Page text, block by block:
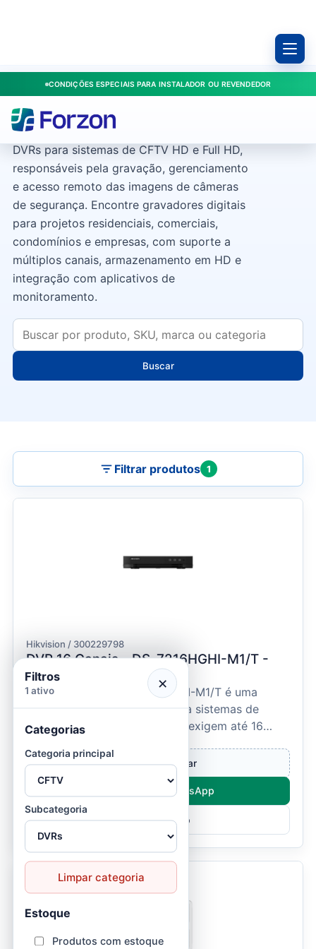
CONDIÇÕES ESPECIAIS PARA INSTALADOR OU REVENDEDOR
DVRs
DVRs para sistemas de CFTV HD e Full HD,
responsáveis pela gravação, gerenciamento
e acesso remoto das imagens de câmeras
de segurança. Encontre gravadores digitais
para projetos residenciais, comerciais,
condomínios e empresas, com suporte a
múltiplos canais, armazenamento em HD e
integração com aplicativos de
monitoramento.
Buscar
Filtrar produtos 1
Filtros
1 ativo ×
Categorias
Categoria principal
Subcategoria
Limpar categoria
Estoque
Produtos com estoque
Hikvision / 300229798
DVR 16 Canais - DS-7216HGHI-M1/T -
Hikvision
O DVR Hikvision DS-7216HGHI-M1/T é uma
solução robusta e versátil para sistemas de
CFTV, ideal para projetos que exigem até 16
Entrar e comprar
Compre pelo WhatsApp
Ver Produto